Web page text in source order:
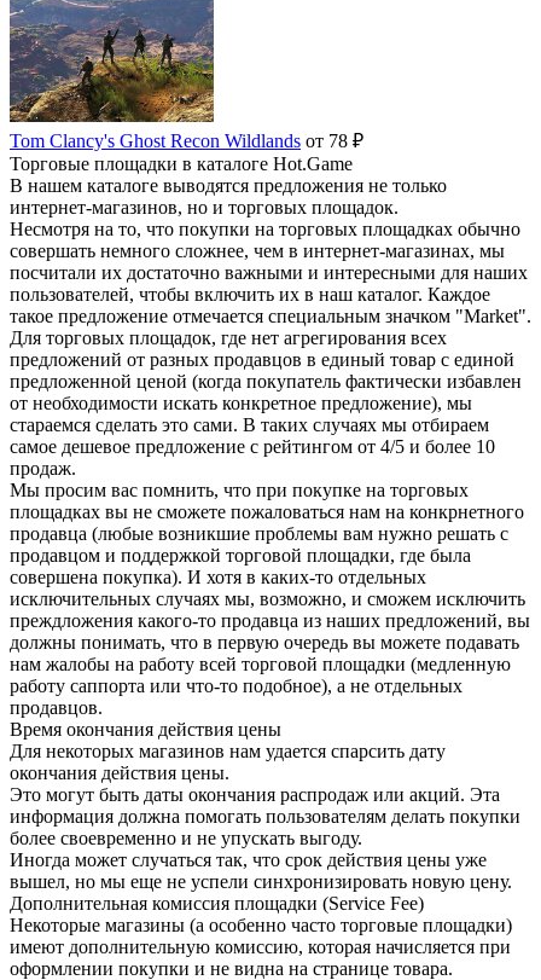
Tom Clancy's Ghost Recon Wildlands от 78 ₽
Торговые площадки в каталоге Hot.Game
В нашем каталоге выводятся предложения не только
интернет-магазинов, но и торговых площадок.
Несмотря на то, что покупки на торговых площадках обычно
совершать немного сложнее, чем в интернет-магазинах, мы
посчитали их достаточно важными и интересными для наших
пользователей, чтобы включить их в наш каталог. Каждое
такое предложение отмечается специальным значком "Market".
Для торговых площадок, где нет агрегирования всех
предложений от разных продавцов в единый товар с единой
предложенной ценой (когда покупатель фактически избавлен
от необходимости искать конкретное предложение), мы
стараемся сделать это сами. В таких случаях мы отбираем
самое дешевое предложение с рейтингом от 4/5 и более 10
продаж.
Мы просим вас помнить, что при покупке на торговых
площадках вы не сможете пожаловаться нам на конкрнетного
продавца (любые возникшие проблемы вам нужно решать с
продавцом и поддержкой торговой площадки, где была
совершена покупка). И хотя в каких-то отдельных
исключительных случаях мы, возможно, и сможем исключить
преждложения какого-то продавца из наших предложений, вы
должны понимать, что в первую очередь вы можете подавать
нам жалобы на работу всей торговой площадки (медленную
работу саппорта или что-то подобное), а не отдельных
продавцов.
Время окончания действия цены
Для некоторых магазинов нам удается спарсить дату
окончания действия цены.
Это могут быть даты окончания распродаж или акций. Эта
информация должна помогать пользователям делать покупки
более своевременно и не упускать выгоду.
Иногда может случаться так, что срок действия цены уже
вышел, но мы еще не успели синхронизировать новую цену.
Дополнительная комиссия площадки (Service Fee)
Некоторые магазины (а особенно часто торговые площадки)
имеют дополнительную комиссию, которая начисляется при
оформлении покупки и не видна на странице товара.